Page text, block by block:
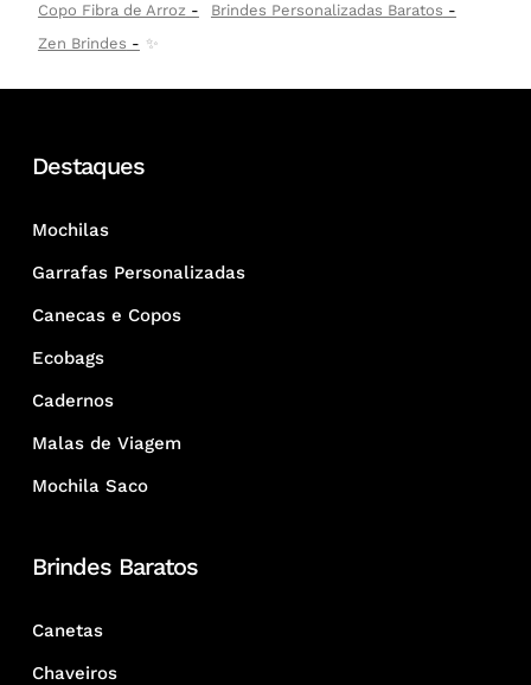
Copo Fibra de Arroz
Brindes Personalizadas Baratos
Zen Brindes
✨
Destaques
Mochilas
Garrafas Personalizadas
Canecas e Copos
Ecobags
Cadernos
Malas de Viagem
Mochila Saco
Brindes Baratos
Canetas
Chaveiros